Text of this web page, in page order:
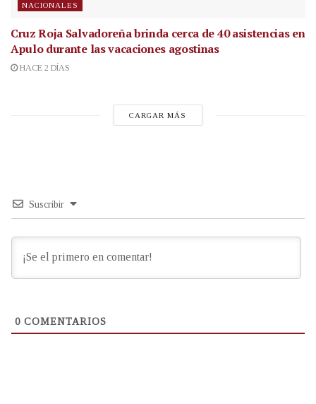
NACIONALES
Cruz Roja Salvadoreña brinda cerca de 40 asistencias en
Apulo durante las vacaciones agostinas
HACE 2 DÍAS
CARGAR MÁS
Suscribir
0 COMENTARIOS